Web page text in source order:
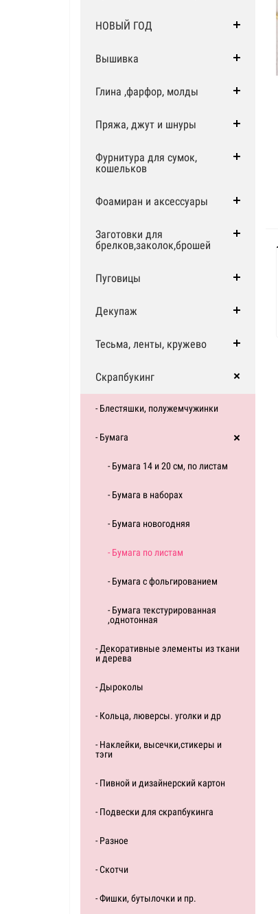
НОВЫЙ ГОД
Вышивка
Глина ,фарфор, молды
Пряжа, джут и шнуры
Фурнитура для сумок,
кошельков
Фоамиран и аксессуары
Заготовки для
брелков,заколок,брошей
Пуговицы
Декупаж
Тесьма, ленты, кружево
Скрапбукинг
- Блестяшки, полужемчужинки
- Бумага
- Бумага 14 и 20 см, по листам
- Бумага в наборах
- Бумага новогодняя
- Бумага по листам
- Бумага с фольгированием
- Бумага текстурированная
,однотонная
- Декоративные элементы из ткани
и дерева
- Дыроколы
- Кольца, люверсы. уголки и др
- Наклейки, высечки,стикеры и
тэги
- Пивной и дизайнерский картон
- Подвески для скрапбукинга
- Разное
- Скотчи
- Фишки, бутылочки и пр.